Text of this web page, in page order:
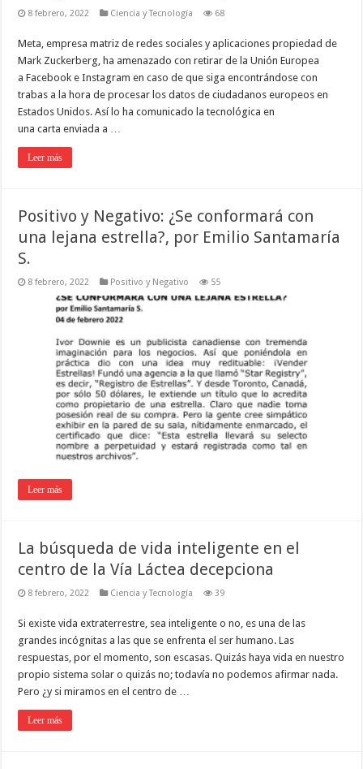
8 febrero, 2022 Ciencia y Tecnología 68
Meta, empresa matriz de redes sociales y aplicaciones propiedad de
Mark Zuckerberg, ha amenazado con retirar de la Unión Europea
a Facebook e Instagram en caso de que siga encontrándose con
trabas a la hora de procesar los datos de ciudadanos europeos en
Estados Unidos. Así lo ha comunicado la tecnológica en
una carta enviada a …
Leer más
Positivo y Negativo: ¿Se conformará con
una lejana estrella?, por Emilio Santamaría
S.
8 febrero, 2022 Positivo y Negativo 55
Leer más
La búsqueda de vida inteligente en el
centro de la Vía Láctea decepciona
8 febrero, 2022 Ciencia y Tecnología 39
Si existe vida extraterrestre, sea inteligente o no, es una de las
grandes incógnitas a las que se enfrenta el ser humano. Las
respuestas, por el momento, son escasas. Quizás haya vida en nuestro
propio sistema solar o quizás no; todavía no podemos afirmar nada.
Pero ¿y si miramos en el centro de …
Leer más